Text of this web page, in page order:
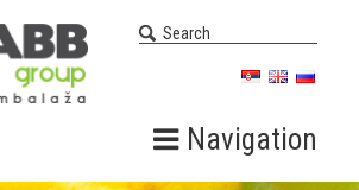
Navigation